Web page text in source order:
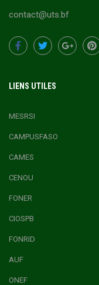
contact@uts.bf
LIENS UTILES
MESRSI
CAMPUSFASO
CAMES
CENOU
FONER
CIOSPB
FONRID
AUF
ONEF